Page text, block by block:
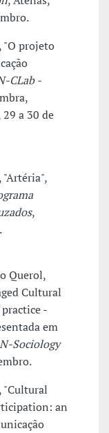
"O projeto
CLab -
a 30 de
"Artéria",
,
Querol,
Cultural
-
em
Sociology
"Cultural
an